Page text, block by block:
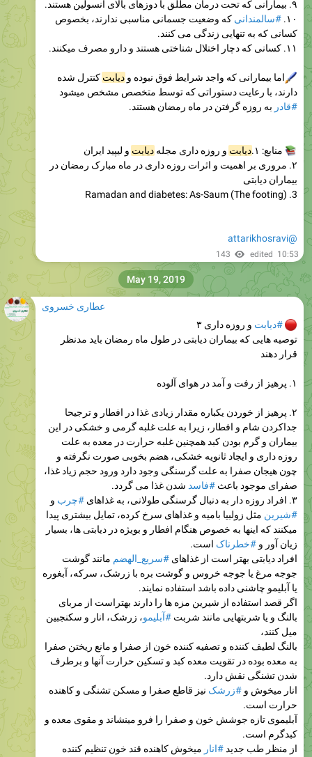
۹. بیمارانی که تحت درمان مطلق با دوزهای بالای انسولین هستند.
۱۰. #سالمندانی که وضعیت جسمانی مناسبی ندارند، بخصوص
کسانی که به تنهایی زندگی می کنند.
۱۱. کسانی که دچار اختلال شناختی هستند و دارو مصرف میکنند.
اما بیمارانی که واجد شرایط فوق نبوده ودیابت کنترل شده
دارند، با رعایت دستوراتی که توسط متخصص مشخص میشود
#قادر به روزه گرفتن در ماه رمضان هستند.
منابع: ۱. دیابت و روزه داری مجلهدیابت و لیپید ایران
۲. مروری بر اهمیت و اثرات روزه داری در ماه مبارک رمضان در
بیماران دیابتی
3. Ramadan and diabetes: As-Saum (The footing)
@attarikhosravi
143 edited 10:53
عطاری خسروی
#دیابت و روزه داری ۳
توصیه هایی که بیماران دیابتی در طول ماه رمضان باید مدنظر
قرار دهند
۱. پرهیز از رفت و آمد در هوای آلوده
۲. پرهیز از خوردن یکباره مقدار زیادی غذا در افطار و ترجیحا
جداکردن شام و افطار، زیرا به علت غلبه گرمی و خشکی در این
بیماران و گرم بودن کبد همچنین غلبه حرارت در معده به علت
روزه داری و ایجاد ثانویه خشکی، هضم بخوبی صورت نگرفته و
چون هیجان صفرا به علت گرسنگی وجود دارد ورود حجم زیاد غذا،
صفرای موجود باعث #فاسد شدن غذا می گردد.
۳. افراد روزه دار به دنبال گرسنگی طولانی، به غذاهای
#چرب و
#شیرین مثل زولبیا بامیه و غذاهای سرخ کرده، تمایل بیشتری پیدا
میکنند که اینها به خصوص هنگام افطار و بویژه در دیابتی ها، بسیار
زیان آور و #خطرناک است.
افراد دیابتی بهتر است از غذاهای #سریع_الهضم مانند گوشت
جوجه مرغ یا جوجه خروس و گوشت بره با زرشک، سرکه، آبغوره
یا آبلیمو چاشنی داده باشد استفاده نمایند.
اگر قصد استفاده از شیرین مزه ها را دارند بهتراست از مربای
بالنگ و یا شربتهایی مانند شربت #آبلیمو، زرشک، انار و سکنجبین
میل کنند،
بالنگ لطیف کننده و تصفیه کننده خون از صفرا و مانع ریختن صفرا
به معده بوده در تقویت معده کبد و تسکین حرارت آنها و برطرف
شدن تشنگی نقش دارد.
انار میخوش و #زرشک نیز قاطع صفرا و مسکن تشنگی و کاهنده
حرارت است.
آبلیموی تازه جوشش خون و صفرا را فرو مینشاند و مقوی معده و
کبدگرم است.
از منظر طب جدید #انار میخوش کاهنده قند خون تنظیم کننده
May 19, 2019